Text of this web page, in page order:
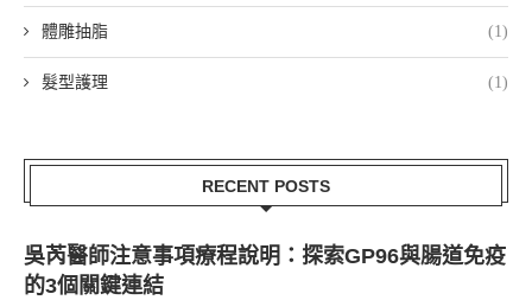
體雕抽脂 (1)
髮型護理 (1)
RECENT POSTS
吳芮醫師注意事項療程說明：探索GP96與腸道免疫
的3個關鍵連結